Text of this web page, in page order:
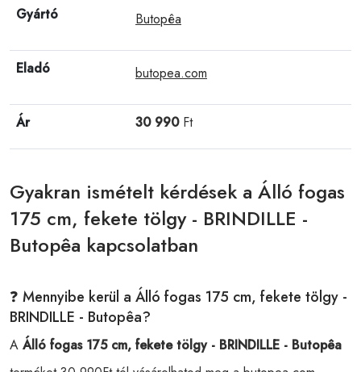
Gyártó Butopêa
Eladó butopea.com
Ár 30 990Ft
Gyakran ismételt kérdések a Álló fogas
175 cm, fekete tölgy - BRINDILLE -
Butopêa kapcsolatban
❓ Mennyibe kerül a Álló fogas 175 cm, fekete tölgy -
BRINDILLE - Butopêa?
A Álló fogas 175 cm, fekete tölgy - BRINDILLE - Butopêa